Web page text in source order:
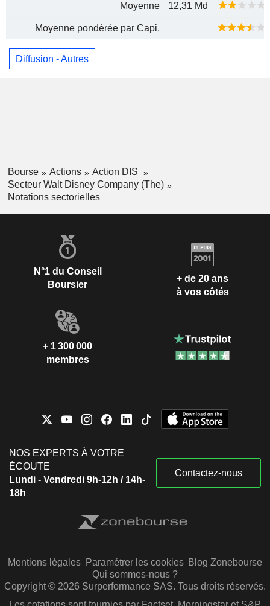
Moyenne 12,31 Md
Moyenne pondérée par Capi.
Diffusion - Autres
Bourse Actions
Action DIS
Secteur Walt Disney Company (The)
Notations sectorielles
N°1 du Conseil
Boursier
+ de 20 ans
à vos côtés
+ 1 300 000
membres
NOS EXPERTS À VOTRE
ÉCOUTE
Lundi - Vendredi 9h-12h / 14h-
18h
Contactez-nous
Mentions légales Paramétrer les cookies Blog Zonebourse
Qui sommes-nous ?
Copyright © 2026 Surperformance SAS. Tous droits réservés.